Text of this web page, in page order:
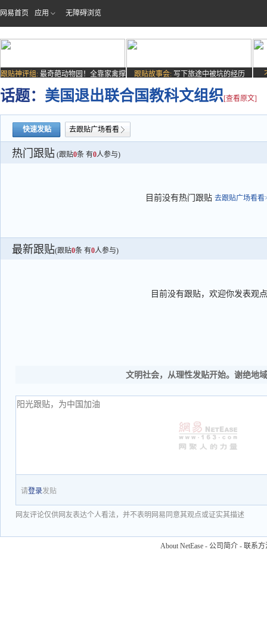
网易首页 应用 无障碍浏览
跟贴神评组: 最奇葩动物园！全靠家禽撑
场子
跟贴故事会: 写下旅途中被坑的经历
话题： 美国退出联合国教科文组织[查看原文]
快速发贴 去跟贴广场看看
热门跟贴 (跟贴0条 有0人参与)
目前没有热门跟贴 去跟贴广场看看
最新跟贴(跟贴0条 有0人参与)
目前没有跟贴，欢迎你发表观点
文明社会，从理性发贴开始。谢绝地
请登录发贴
网友评论仅供网友表达个人看法，并不表明网易同意其观点或证实其描述
About NetEase - 公司简介 - 联系方